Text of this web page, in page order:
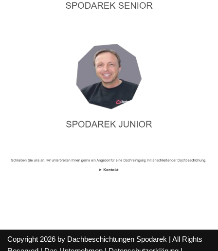
Copyright 2026 by Dachbeschichtungen Spodarek | All Rights